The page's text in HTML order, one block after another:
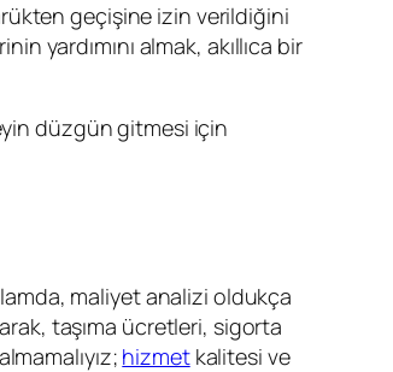
geçişine izin verildiğini
yardımını almak, akıllıca bir
düzgün gitmesi için
maliyet analizi oldukça
taşıma ücretleri, sigorta
hizmetkalitesi ve